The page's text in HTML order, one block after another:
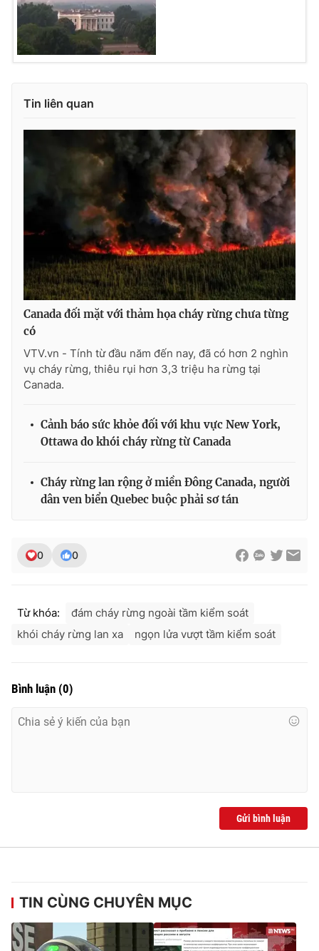
Tin liên quan
Canada đối mặt với thảm họa cháy rừng chưa từng
có
VTV.vn - Tính từ đầu năm đến nay, đã có hơn 2 nghìn
vụ cháy rừng, thiêu rụi hơn 3,3 triệu ha rừng tại
Canada.
Cảnh báo sức khỏe đối với khu vực New York,
Ottawa do khói cháy rừng từ Canada
Cháy rừng lan rộng ở miền Đông Canada, người
dân ven biển Quebec buộc phải sơ tán
0 0
Từ khóa:
đám cháy rừng ngoài tầm kiểm soát
khói cháy rừng lan xa
ngọn lửa vượt tầm kiểm soát
Bình luận (0)
Gửi bình luận
TIN CÙNG CHUYÊN MỤC